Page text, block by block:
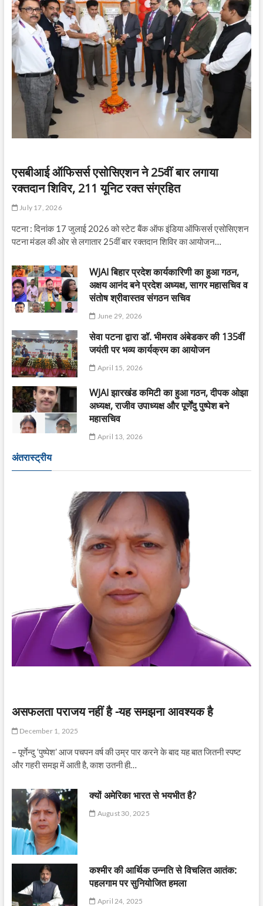
एसबीआई ऑफिसर्स एसोसिएशन ने 25वीं बार लगाया
रक्तदान शिविर, 211 यूनिट रक्त संग्रहित
July 17, 2026
पटना : दिनांक 17 जुलाई 2026 को स्टेट बैंक ऑफ इंडिया ऑफिसर्स एसोसिएशन
पटना मंडल की ओर से लगातार 25वीं बार रक्तदान शिविर का आयोजन…
WJAI बिहार प्रदेश कार्यकारिणी का हुआ गठन,
अक्षय आनंद बने प्रदेश अध्यक्ष, सागर महासचिव व
संतोष श्रीवास्तव संगठन सचिव
June 29, 2026
सेवा पटना द्वारा डॉ. भीमराव अंबेडकर की 135वीं
जयंती पर भव्य कार्यक्रम का आयोजन
April 15, 2026
WJAI झारखंड कमिटी का हुआ गठन, दीपक ओझा
अध्यक्ष, राजीव उपाध्यक्ष और पूर्णेंदु पुष्पेश बने
महासचिव
April 13, 2026
अंतरास्ट्रीय
असफलता पराजय नहीं है -यह समझना आवश्यक है
December 1, 2025
– पूर्णेन्दु ‘पुष्पेश’ आज पचपन वर्ष की उम्र पार करने के बाद यह बात जितनी स्पष्ट
और गहरी समझ में आती है, काश उतनी ही…
क्यों अमेरिका भारत से भयभीत है?
August 30, 2025
कश्मीर की आर्थिक उन्नति से विचलित आतंक:
पहलगाम पर सुनियोजित हमला
April 24, 2025